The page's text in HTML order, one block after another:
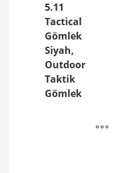
5.11
Tactical
Gömlek
Siyah,
Outdoor
Taktik
Gömlek